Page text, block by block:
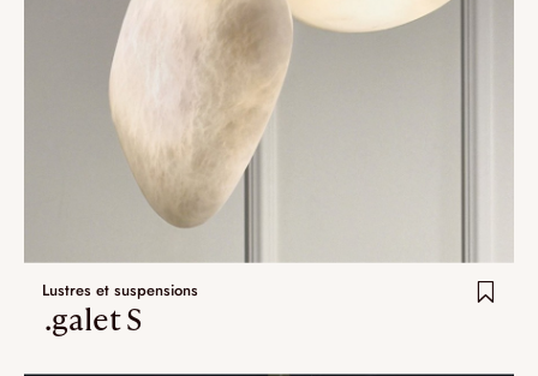
Lustres et suspensions
.galet S